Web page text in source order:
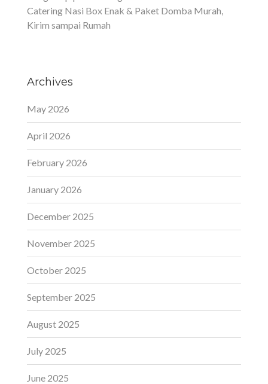
Catering Nasi Box Enak & Paket Domba Murah,
Kirim sampai Rumah
Archives
May 2026
April 2026
February 2026
January 2026
December 2025
November 2025
October 2025
September 2025
August 2025
July 2025
June 2025